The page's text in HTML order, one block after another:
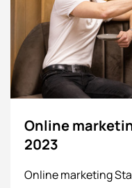
Online
2023
Online marketing